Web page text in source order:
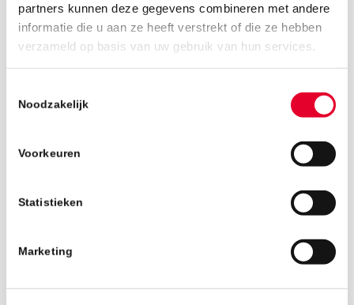
partners kunnen deze gegevens combineren met andere
informatie die u aan ze heeft verstrekt of die ze hebben
verzameld op basis van uw gebruik van hun services.
Noodzakelijk
Voorkeuren
Statistieken
Marketing
17 juli 2019